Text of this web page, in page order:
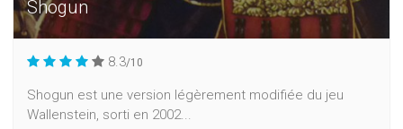
Shogun
8.3/10
Shogun est une version légèrement modifiée du jeu
Wallenstein, sorti en 2002...